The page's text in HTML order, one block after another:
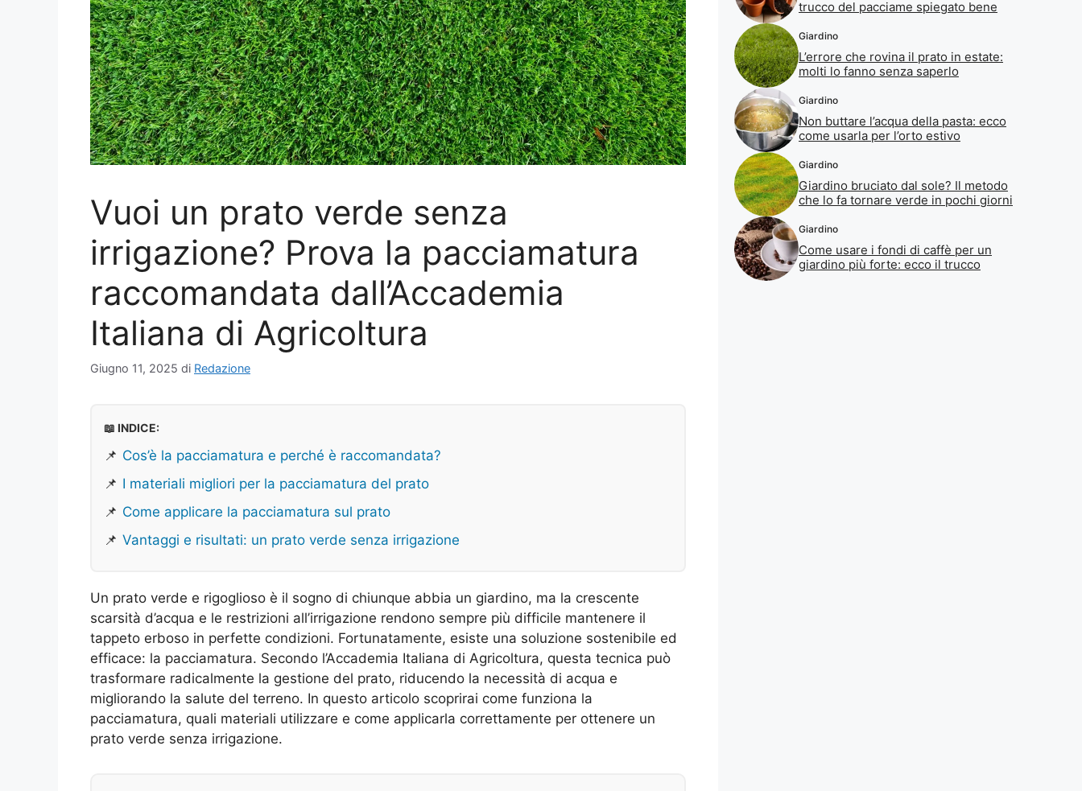
Vuoi un prato verde senza
irrigazione? Prova la pacciamatura
raccomandata dall’Accademia
Italiana di Agricoltura
Giugno 11, 2025 di Redazione
📖 INDICE:
📌 Cos’è la pacciamatura e perché è raccomandata?
📌 I materiali migliori per la pacciamatura del prato
📌 Come applicare la pacciamatura sul prato
📌 Vantaggi e risultati: un prato verde senza irrigazione
Un prato verde e rigoglioso è il sogno di chiunque abbia un giardino, ma la crescente
scarsità d’acqua e le restrizioni all’irrigazione rendono sempre più difficile mantenere il
tappeto erboso in perfette condizioni. Fortunatamente, esiste una soluzione sostenibile ed
efficace: la pacciamatura. Secondo l’Accademia Italiana di Agricoltura, questa tecnica può
trasformare radicalmente la gestione del prato, riducendo la necessità di acqua e
migliorando la salute del terreno. In questo articolo scoprirai come funziona la
pacciamatura, quali materiali utilizzare e come applicarla correttamente per ottenere un
prato verde senza irrigazione.
trucco del pacciame spiegato bene
Giardino
L’errore che rovina il prato in estate:
molti lo fanno senza saperlo
Giardino
Non buttare l’acqua della pasta: ecco
come usarla per l’orto estivo
Giardino
Giardino bruciato dal sole? Il metodo
che lo fa tornare verde in pochi giorni
Giardino
Come usare i fondi di caffè per un
giardino più forte: ecco il trucco